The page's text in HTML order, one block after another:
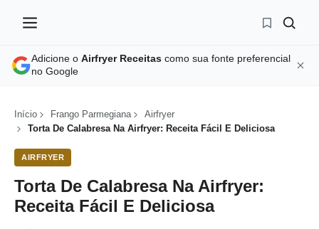
Adicione o Airfryer Receitas como sua fonte preferencial
no Google
Início Frango Parmegiana
Airfryer
Torta De Calabresa Na Airfryer: Receita Fácil E Deliciosa
AIRFRYER
Torta De Calabresa Na Airfryer:
Receita Fácil E Deliciosa